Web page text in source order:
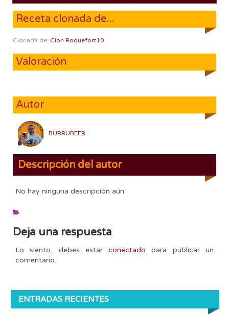
Receta clonada de...
Clonada de: Clon Roquefort10
Valoración
Autor
BURRUBEER
Descripción del autor
No hay ninguna descripción aún
Deja una respuesta
Lo siento, debes estarconectado para publicar un
comentario.
ENTRADAS RECIENTES